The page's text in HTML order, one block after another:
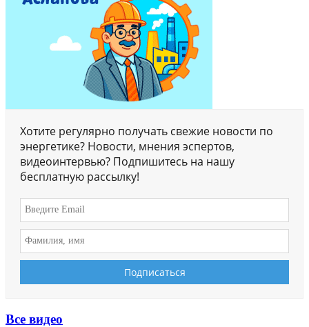
Хотите регулярно получать свежие новости по
энергетике? Новости, мнения эспертов,
видеоинтервью? Подпишитесь на нашу
бесплатную рассылку!
Все видео